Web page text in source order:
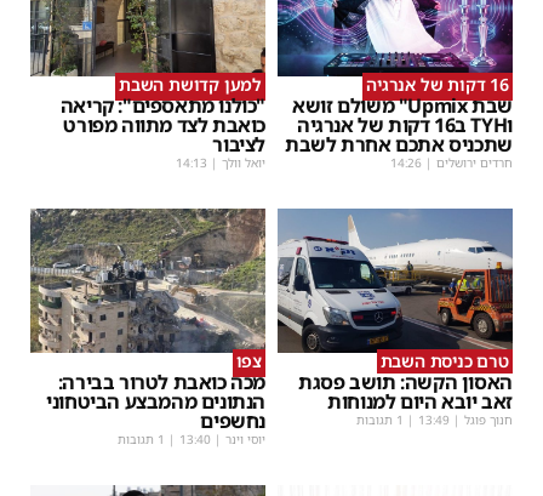
16 דקות של אנרגיה
שבת Upmix" משולם זושא
וTYH ב16 דקות של אנרגיה
שתכניס אתכם אחרת לשבת
חרדים ירושלים |
14:26
למען קדושת השבת
"כולנו מתאספים": קריאה
כואבת לצד מתווה מפורט
לציבור
יואל וולך |
14:13
טרם כניסת השבת
האסון הקשה: תושב פסגת
זאב יובא היום למנוחות
חנוך פוגל |
13:49 | 1 תגובות
צפו
מכה כואבת לטרור בבירה:
הנתונים מהמבצע הביטחוני
נחשפים
יוסי וינר |
13:40 | 1 תגובות